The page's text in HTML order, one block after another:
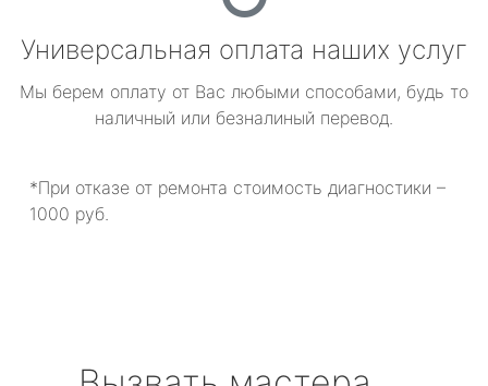
Универсальная оплата наших услуг
Мы берем оплату от Вас любыми способами, будь то
наличный или безналиный перевод.
*При отказе от ремонта стоимость диагностики –
1000 руб.